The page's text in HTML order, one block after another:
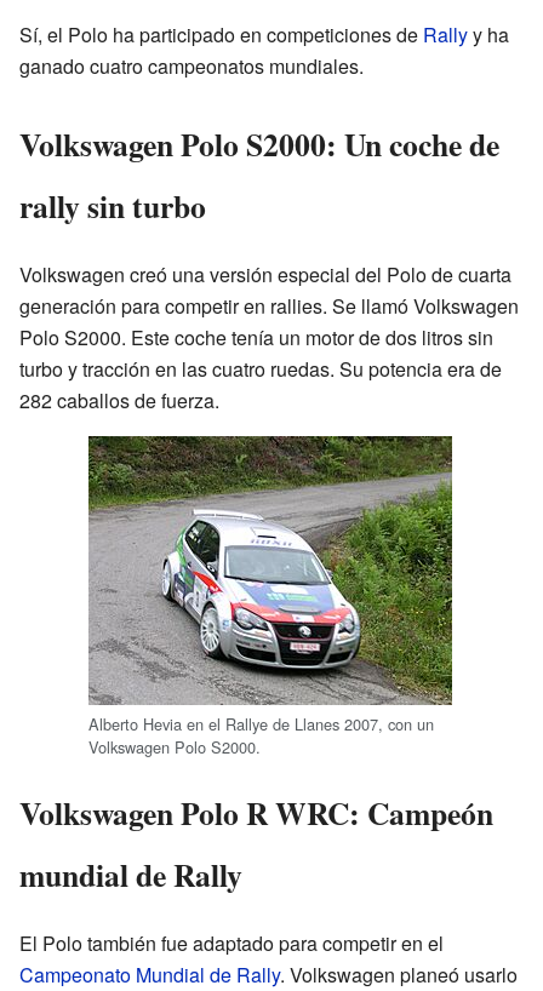
Sí, el Polo ha participado en competiciones de Rallyy ha
ganado cuatro campeonatos mundiales.
Volkswagen Polo S2000: Un coche de
rally sin turbo
Volkswagen creó una versión especial del Polo de cuarta
generación para competir en rallies. Se llamó Volkswagen
Polo S2000. Este coche tenía un motor de dos litros sin
turbo y tracción en las cuatro ruedas. Su potencia era de
282 caballos de fuerza.
Alberto Hevia en el Rallye de Llanes 2007, con un
Volkswagen Polo S2000.
Volkswagen Polo R WRC: Campeón
mundial de Rally
El Polo también fue adaptado para competir en el
Campeonato Mundial de Rally. Volkswagen planeó usarlo